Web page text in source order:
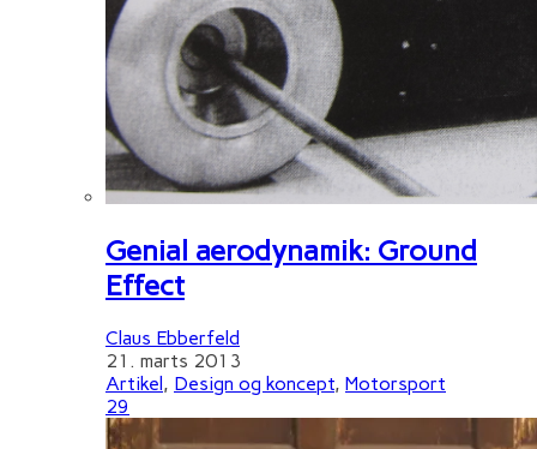
Genial aerodynamik: Ground
Effect
Claus Ebberfeld
21. marts 2013
Artikel, Design og koncept, Motorsport
29